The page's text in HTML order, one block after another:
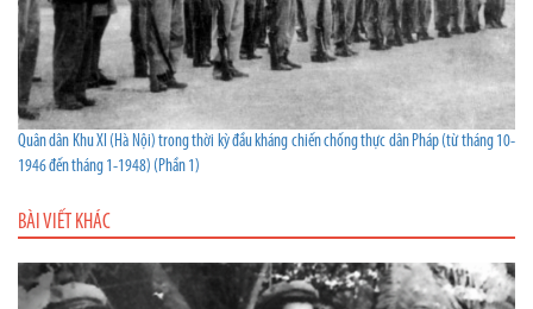
Quân dân Khu XI (Hà Nội) trong thời kỳ đầu kháng chiến chống thực dân Pháp (từ tháng 10-
1946 đến tháng 1-1948) (Phần 1)
BÀI VIẾT KHÁC